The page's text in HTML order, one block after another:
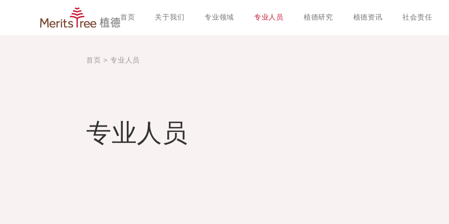
首页 关于我们 专业领域 专业人员 植德研究 植德资讯 社会责任
首页 > 专业人员
专业人员